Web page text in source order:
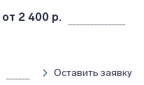
от 2 400 р.
Оставить заявку